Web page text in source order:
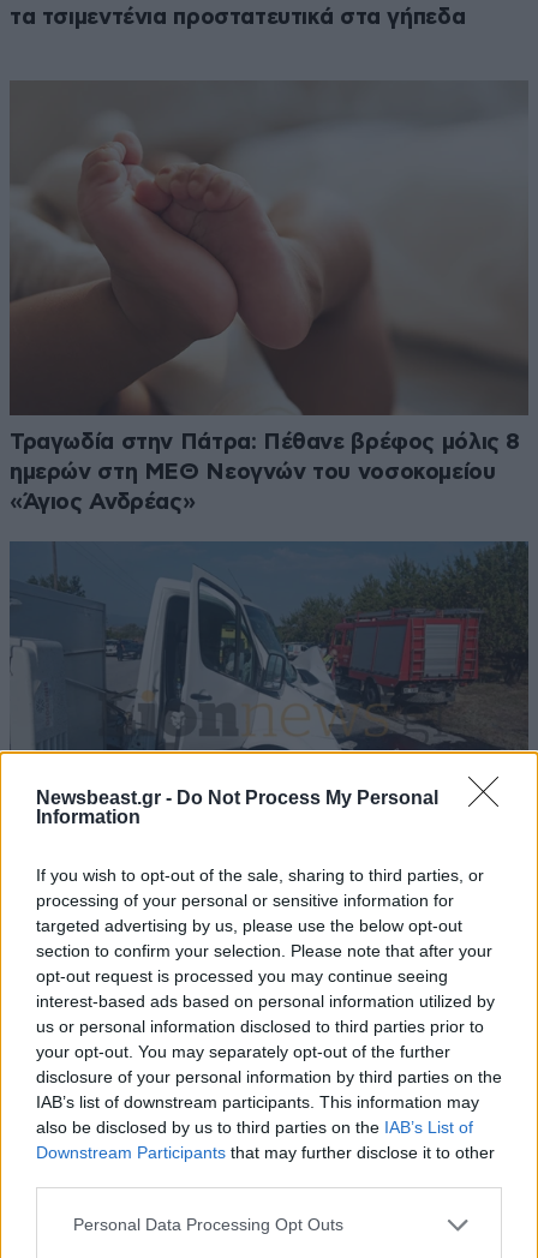
Newsbeast.gr - Do Not Process My Personal
Information
If you wish to opt-out of the sale, sharing to third parties, or
processing of your personal or sensitive information for
targeted advertising by us, please use the below opt-out
section to confirm your selection. Please note that after your
opt-out request is processed you may continue seeing
interest-based ads based on personal information utilized by
us or personal information disclosed to third parties prior to
your opt-out. You may separately opt-out of the further
disclosure of your personal information by third parties on the
IAB’s list of downstream participants. This information may
also be disclosed by us to third parties on the IAB’s List of
Downstream Participants that may further disclose it to other
Please note that this website/app uses one or more Google
Personal Data Processing Opt Outs
τα τσιμεντένια προστατευτικά στα γήπεδα
Τραγωδία στην Πάτρα: Πέθανε βρέφος μόλις 8
ημερών στη ΜΕΘ Νεογνών του νοσοκομείου
«Άγιος Ανδρέας»
Τροχαίο δυστύχημα στις Σέρρες:
Πραγματογνώμονας ρίχνει φως στα αίτια της
τραγωδίας – «Κάποια απόσπαση προσοχής,
ίσως μίλησε στο κινητό»
Ακολουθήστε το NEWSBEAST στο Google News